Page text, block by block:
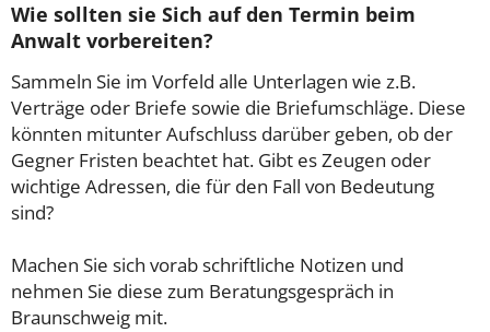
Wie sollten sie Sich auf den Termin beim
Anwalt vorbereiten?
Sammeln Sie im Vorfeld alle Unterlagen wie z.B.
Verträge oder Briefe sowie die Briefumschläge. Diese
könnten mitunter Aufschluss darüber geben, ob der
Gegner Fristen beachtet hat. Gibt es Zeugen oder
wichtige Adressen, die für den Fall von Bedeutung
sind?
Machen Sie sich vorab schriftliche Notizen und
nehmen Sie diese zum Beratungsgespräch in
Braunschweig mit.